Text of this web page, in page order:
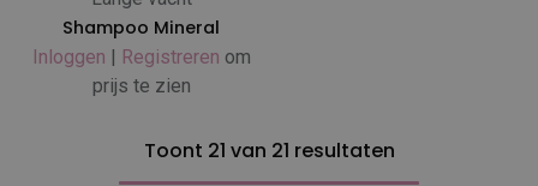
Shampoo Mineral
Inloggen | Registreren om
prijs te zien
Toont 21 van 21 resultaten